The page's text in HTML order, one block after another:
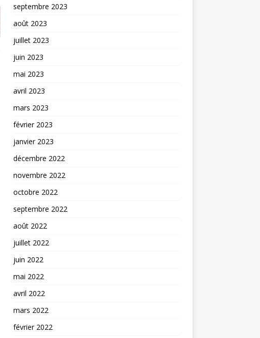
septembre 2023
août 2023
juillet 2023
juin 2023
mai 2023
avril 2023
mars 2023
février 2023
janvier 2023
décembre 2022
novembre 2022
octobre 2022
septembre 2022
août 2022
juillet 2022
juin 2022
mai 2022
avril 2022
mars 2022
février 2022